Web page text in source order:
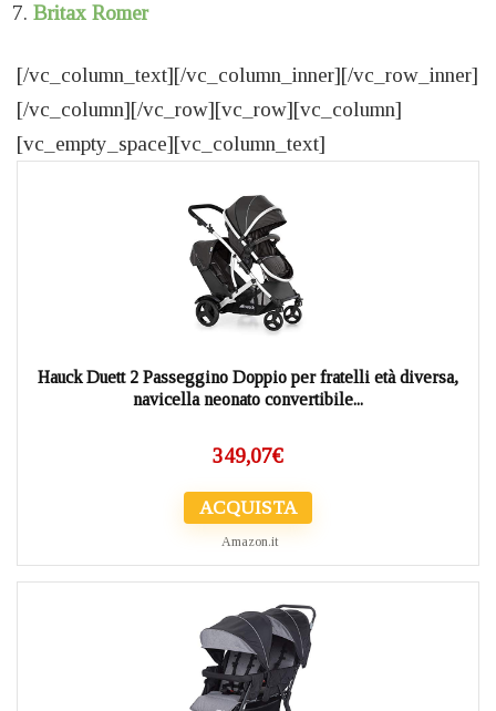
Britax Romer
[/vc_column_text][/vc_column_inner][/vc_row_inner]
[/vc_column][/vc_row][vc_row][vc_column]
[vc_empty_space][vc_column_text]
Hauck Duett 2 Passeggino Doppio per fratelli età diversa,
navicella neonato convertibile...
349,07€
ACQUISTA
Amazon.it